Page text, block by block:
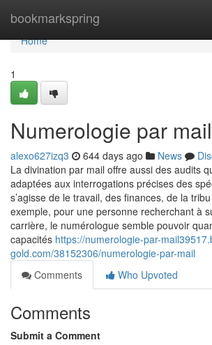
bookmarkspring
Home
Home
1
Numerologie par mail
alexo627izq3 644 days ago News
La divination par mail offre aussi des audits
adaptées aux interrogations précises des
s’agisse de le travail, des finances, de la
exemple, pour une personne recherchant à
carrière, le numérologue semble pouvoir
capacités https://numerologie-par-
gold.com/38152306/numerologie-par-mail
Comments
Who Upvoted
Comments
Submit a Comment